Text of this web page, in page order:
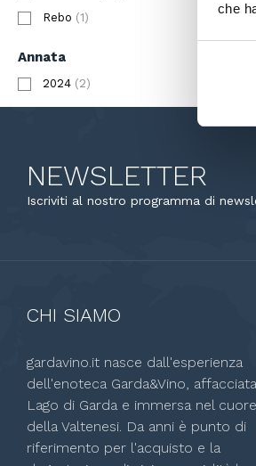
che
Rebo (1)
Annata
2024 (2)
NEWSLETTER
Iscriviti al nostro programma di
CHI SIAMO
gardavino.it nasce dall'esperienza
dell'enoteca Garda&Vino,
Lago di Garda e immersa nel cuore
della Valtenesi. Da anni è punto di
riferimento per l'acquisto e la